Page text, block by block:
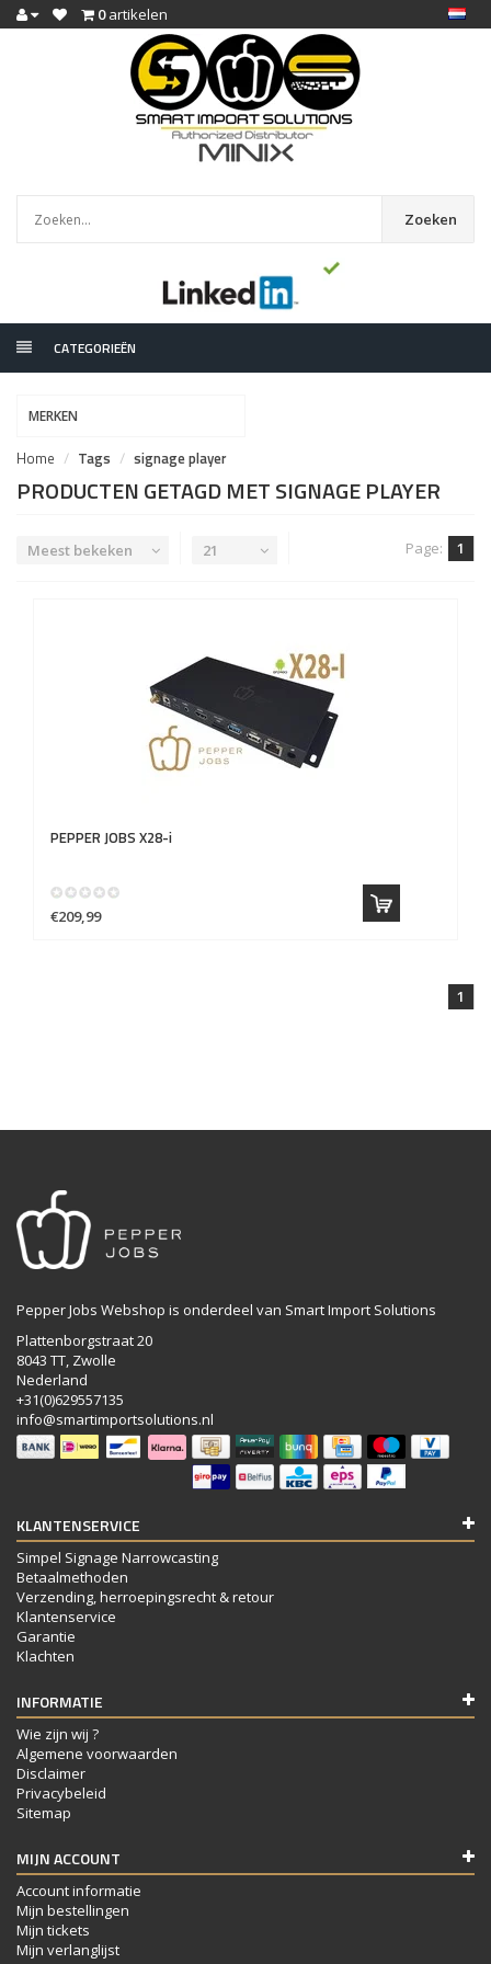
0artikelen
Zoeken
CATEGORIEËN
MERKEN
Home Tags signage player
PRODUCTEN GETAGD MET SIGNAGE PLAYER
Meest bekeken 21 Page: 1
PEPPER JOBS X28-i
€209,99
1
Pepper Jobs Webshop is onderdeel van Smart Import Solutions
Plattenborgstraat 20
8043 TT, Zwolle
Nederland
+31(0)629557135
info@smartimportsolutions.nl
KLANTENSERVICE
Simpel Signage Narrowcasting
Betaalmethoden
Verzending, herroepingsrecht & retour
Klantenservice
Garantie
Klachten
INFORMATIE
Wie zijn wij ?
Algemene voorwaarden
Disclaimer
Privacybeleid
Sitemap
MIJN ACCOUNT
Account informatie
Mijn bestellingen
Mijn tickets
Mijn verlanglijst